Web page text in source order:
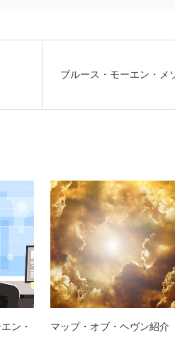
ブルース・モーエン・メ
ン・
マップ・オブ・ヘヴン紹介